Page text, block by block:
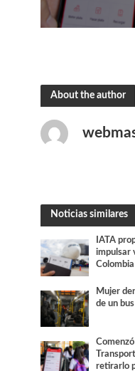
About the author
Noticias similares
IATA
impulsar
Colombia
Mujer
de un
retirarlo